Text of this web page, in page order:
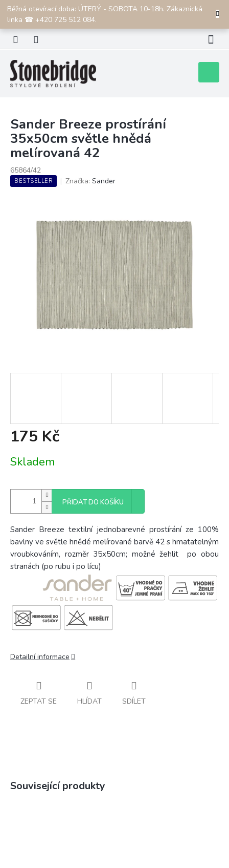
Přejít
obsah
Běžná otevírací doba: ÚTERÝ - SOBOTA 10-18h. Zákaznická
linka ☎ +420 725 512 084.
CZK
košík
Sander Breeze prostírání
35x50cm světle hnědá
melírovaná 42
65864/42
BESTSELLER Značka: Sander
175 Kč
cena:
Skladem
PŘIDAT DO KOŠÍKU
Sander Breeze textilní jednobarevné prostírání ze 100%
bavlny ve světle hnědé melírované barvě 42 s hmatatelným
vroubkováním, rozměr 35x50cm; možné žehlit po obou
stranách (po rubu i po lícu)
Detailní informace
ZEPTAT SE HLÍDAT SDÍLET
Související produkty